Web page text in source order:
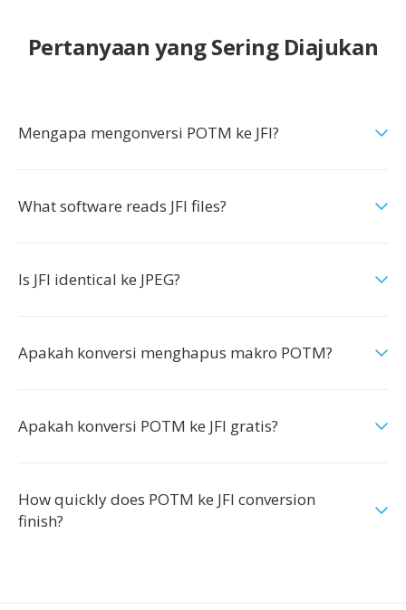
Pertanyaan yang Sering Diajukan
Mengapa mengonversi POTM ke JFI?
What software reads JFI files?
Is JFI identical ke JPEG?
Apakah konversi menghapus makro POTM?
Apakah konversi POTM ke JFI gratis?
How quickly does POTM ke JFI conversion
finish?